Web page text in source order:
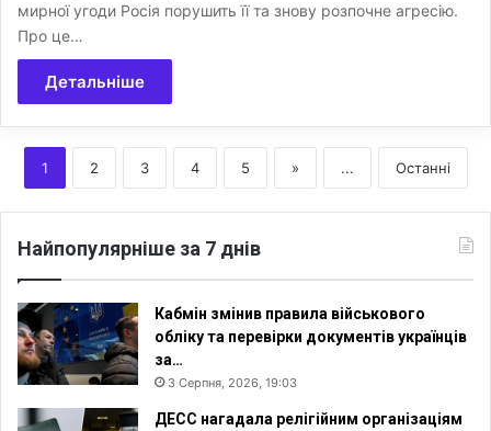
мирної угоди Росія порушить її та знову розпочне агресію.
Про це…
Детальніше
1 2 3 4 5 » ... Останні
Найпопулярніше за 7 днів
Кабмін змінив правила військового
обліку та перевірки документів українців
за…
3 Серпня, 2026, 19:03
ДЕСС нагадала релігійним організаціям